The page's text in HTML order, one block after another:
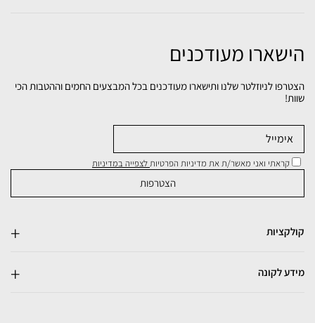
הישארו מעודכנים
הצטרפו לניוזלטר שלנו ותישארו מעודכנים בכל המבצעים החמים וההטבות הכי
שוות!
קראתי ואני מאשר/ת את מדיניות הפרטיותלצפייה במדיניות
קולקציות
מידע לקונה